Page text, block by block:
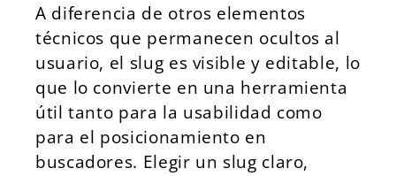
A diferencia de otros elementos
técnicos que permanecen ocultos al
usuario, el slug es visible y editable, lo
que lo convierte en una herramienta
útil tanto para la usabilidad como
para el posicionamiento en
buscadores. Elegir un slug claro,